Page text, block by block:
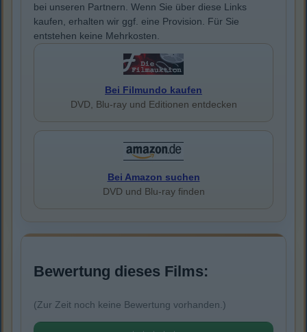
bei unseren Partnern. Wenn Sie über diese Links
kaufen, erhalten wir ggf. eine Provision. Für Sie
entstehen keine Mehrkosten.
Bei Filmundo kaufen
DVD, Blu-ray und Editionen entdecken
Bei Amazon suchen
DVD und Blu-ray finden
Bewertung dieses Films:
(Zur Zeit noch keine Bewertung vorhanden.)